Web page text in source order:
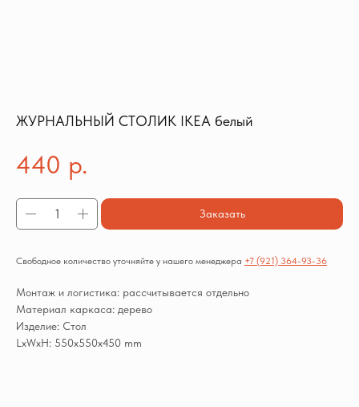
ЖУРНАЛЬНЫЙ СТОЛИК IKEA белый
440 р.
Заказать
Свободное количество уточняйте у нашего менеджера +7 (921) 364-93-36
Монтаж и логистика: рассчитывается отдельно
Материал каркаса: дерево
Изделие: Стол
LxWxH: 550x550x450 mm